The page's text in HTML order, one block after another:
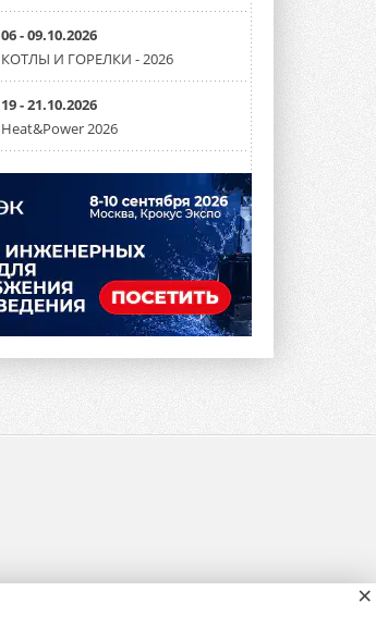
06 - 09.10.2026
КОТЛЫ И ГОРЕЛКИ - 2026
19 - 21.10.2026
Heat&Power 2026
×